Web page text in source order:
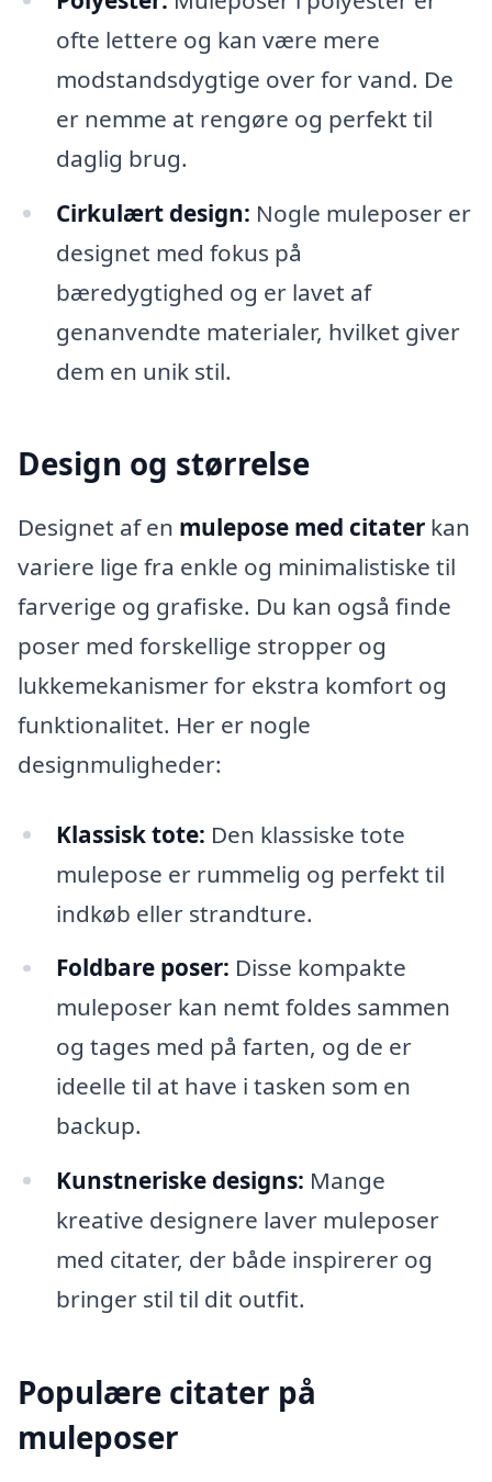
ofte lettere og kan være mere
modstandsdygtige over for vand. De
er nemme at rengøre og perfekt til
daglig brug.
Cirkulært design: Nogle muleposer er
designet med fokus på
bæredygtighed og er lavet af
genanvendte materialer, hvilket giver
dem en unik stil.
Design og størrelse
Designet af en mulepose med citater kan
variere lige fra enkle og minimalistiske til
farverige og grafiske. Du kan også finde
poser med forskellige stropper og
lukkemekanismer for ekstra komfort og
funktionalitet. Her er nogle
designmuligheder:
Klassisk tote: Den klassiske tote
mulepose er rummelig og perfekt til
indkøb eller strandture.
Foldbare poser: Disse kompakte
muleposer kan nemt foldes sammen
og tages med på farten, og de er
ideelle til at have i tasken som en
backup.
Kunstneriske designs: Mange
kreative designere laver muleposer
med citater, der både inspirerer og
bringer stil til dit outfit.
Populære citater på
muleposer